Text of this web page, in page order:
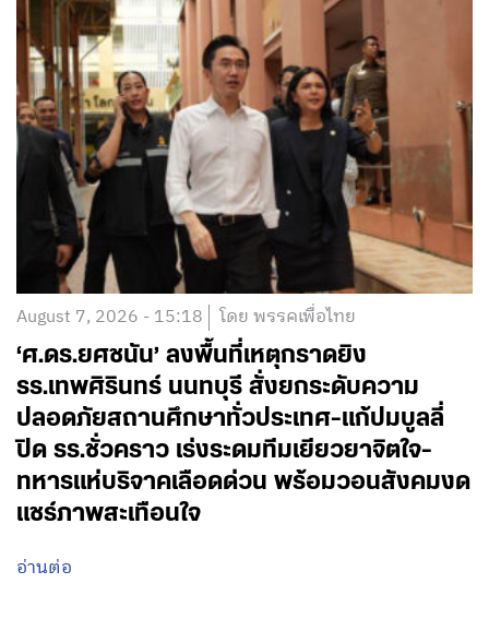
August 7, 2026 - 15:18 โดย พรรคเพื่อไทย
‘ศ.ดร.ยศชนัน’ ลงพื้นที่เหตุกราดยิง
รร.เทพศิรินทร์ นนทบุรี สั่งยกระดับความ
ปลอดภัยสถานศึกษาทั่วประเทศ-แก้ปมบูลลี่
ปิด รร.ชั่วคราว เร่งระดมทีมเยียวยาจิตใจ-
ทหารแห่บริจาคเลือดด่วน พร้อมวอนสังคมงด
แชร์ภาพสะเทือนใจ
อ่านต่อ